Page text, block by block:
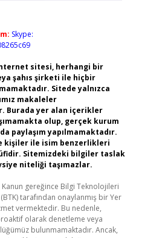
Skype:
sitesi, herhangi bir
şahıs şirketi ile hiçbir
Sitede yalnızca
makaleler
Burada yer alan içerikler
olup, gerçek kurum
paylaşım yapılmamaktadır.
kişiler ile isim benzerlikleri
Sitemizdeki bilgiler taslak
niteliği taşımazlar.
Kanun gereğince Bilgi Teknolojileri
tarafından onaylanmış bir Yer
vermektedir. Bu nedenle,
olarak denetleme veya
bulunmamaktadır. Ancak,